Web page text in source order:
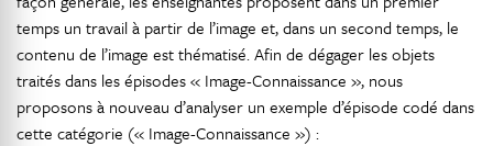
temps un travail à partir de l’image et, dans un second temps, le
contenu de l’image est thématisé. Afin de dégager les objets
traités dans les épisodes « Image-Connaissance », nous
proposons à nouveau d’analyser un exemple d’épisode codé dans
cette catégorie (« Image-Connaissance ») :